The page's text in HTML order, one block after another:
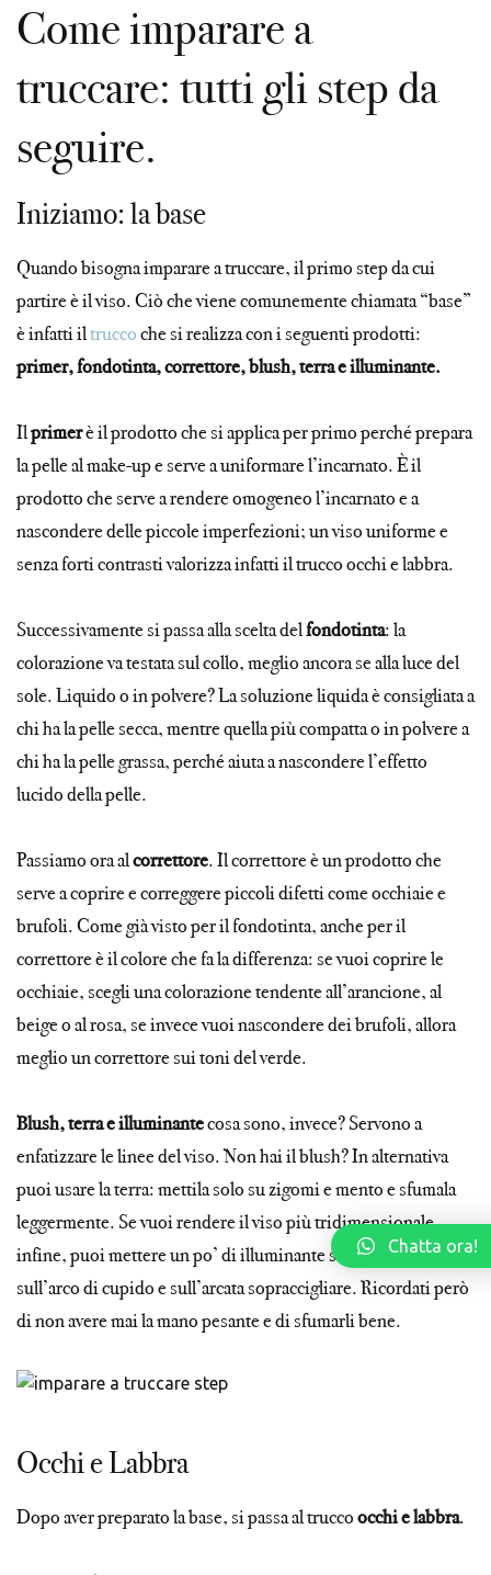
Come imparare a
truccare: tutti gli step da
seguire.
Iniziamo: la base
Quando bisogna imparare a truccare, il primo step da cui
partire è il viso. Ciò che viene comunemente chiamata “base”
è infatti iltruccoche si realizza con i seguenti prodotti:
primer, fondotinta, correttore, blush, terra e illuminante.
Ilprimerè il prodotto che si applica per primo perché prepara
la pelle al make-up e serve a uniformare l’incarnato. È il
prodotto che serve a rendere omogeneo l’incarnato e a
nascondere delle piccole imperfezioni; un viso uniforme e
senza forti contrasti valorizza infatti il trucco occhi e labbra.
Successivamente si passa alla scelta delfondotinta: la
colorazione va testata sul collo, meglio ancora se alla luce del
sole. Liquido o in polvere? La soluzione liquida è consigliata a
chi ha la pelle secca, mentre quella più compatta o in polvere a
chi ha la pelle grassa, perché aiuta a nascondere l’effetto
lucido della pelle.
Passiamo ora alcorrettore. Il correttore è un prodotto che
serve a coprire e correggere piccoli difetti come occhiaie e
brufoli. Come già visto per il fondotinta, anche per il
correttore è il colore che fa la differenza: se vuoi coprire le
occhiaie, scegli una colorazione tendente all’arancione, al
beige o al rosa, se invece vuoi nascondere dei brufoli, allora
meglio un correttore sui toni del verde.
Blush, terra e illuminantecosa sono, invece? Servono a
enfatizzare le linee del viso. Non hai il blush? In alternativa
puoi usare la terra: mettila solo su zigomi e mento e sfumala
leggermente. Se vuoi rendere il viso più tridimensionale,
infine, puoi mettere un po’ di illuminante sui lati del naso,
sull’arco di cupido e sull’arcata sopraccigliare. Ricordati però
di non avere mai la mano pesante e di sfumarli bene.
Occhi e Labbra
Dopo aver preparato la base, si passa al truccoocchi e labbra.
Chatta ora!